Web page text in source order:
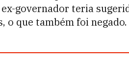
governador teria
o que também foi negado.